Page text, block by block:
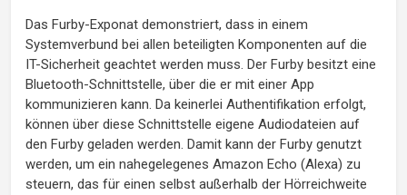
Das Furby-Exponat demonstriert, dass in einem
Systemverbund bei allen beteiligten Komponenten auf die
IT-Sicherheit geachtet werden muss. Der Furby besitzt eine
Bluetooth-Schnittstelle, über die er mit einer App
kommunizieren kann. Da keinerlei Authentifikation erfolgt,
können über diese Schnittstelle eigene Audiodateien auf
den Furby geladen werden. Damit kann der Furby genutzt
werden, um ein nahegelegenes Amazon Echo (Alexa) zu
steuern, das für einen selbst außerhalb der Hörreichweite